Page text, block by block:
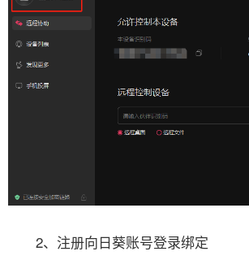
2、注册向日葵账号登录绑定